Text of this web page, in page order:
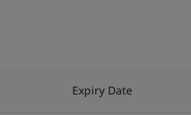
Expiry Date